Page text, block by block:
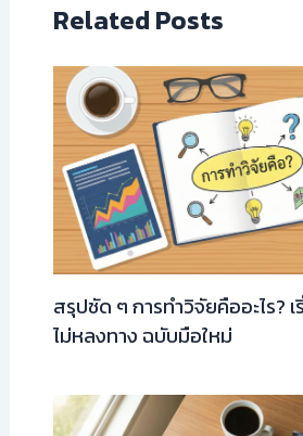
Related Posts
สรุปชัด ๆ การทำวิจัยคืออะไร?
ไม่หลงทาง ฉบับมือใหม่